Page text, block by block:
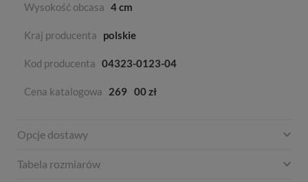
Wysokość obcasa 4 cm
Kraj producenta polskie
Kod producenta 04323-0123-04
Cena katalogowa 269 00 zł
Opcje dostawy
Tabela rozmiarów